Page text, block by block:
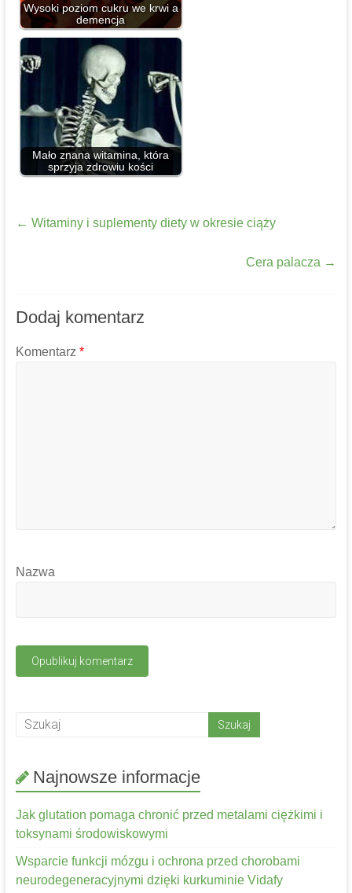
Wysoki poziom cukru we krwi a
demencja
Mało znana witamina, która
sprzyja zdrowiu kości
← Witaminy i suplementy diety w okresie ciąży
Cera palacza →
Dodaj komentarz
Komentarz *
Nazwa
Najnowsze informacje
Jak glutation pomaga chronić przed metalami ciężkimi i
toksynami środowiskowymi
Wsparcie funkcji mózgu i ochrona przed chorobami
neurodegeneracyjnymi dzięki kurkuminie Vidafy